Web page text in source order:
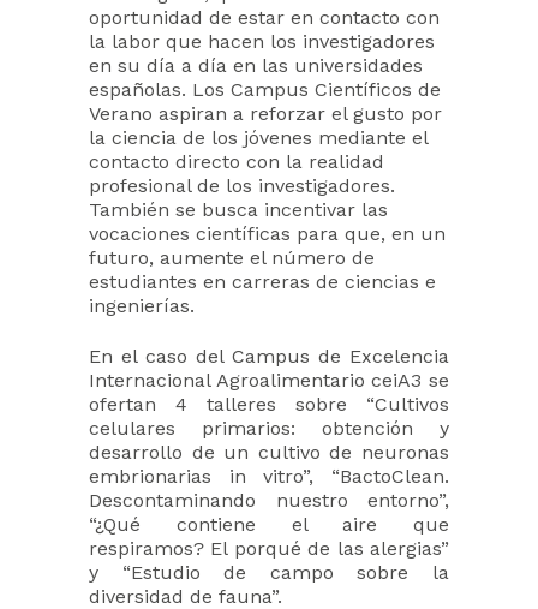
oportunidad de estar en contacto con
la labor que hacen los investigadores
en su día a día en las universidades
españolas. Los Campus Científicos de
Verano aspiran a reforzar el gusto por
la ciencia de los jóvenes mediante el
contacto directo con la realidad
profesional de los investigadores.
También se busca incentivar las
vocaciones científicas para que, en un
futuro, aumente el número de
estudiantes en carreras de ciencias e
ingenierías.
En el caso del Campus de Excelencia
Internacional Agroalimentario ceiA3 se
ofertan 4 talleres sobre “Cultivos
celulares primarios: obtención y
desarrollo de un cultivo de neuronas
embrionarias in vitro”, “BactoClean.
Descontaminando nuestro entorno”,
“¿Qué contiene el aire que
respiramos? El porqué de las alergias”
y “Estudio de campo sobre la
diversidad de fauna”.